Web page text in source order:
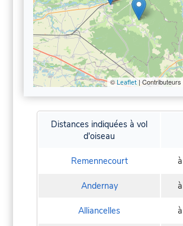
©Leaflet| Contributeurs
Distances indiquées à vol
d'oiseau
Remennecourt
Andernay
Alliancelles